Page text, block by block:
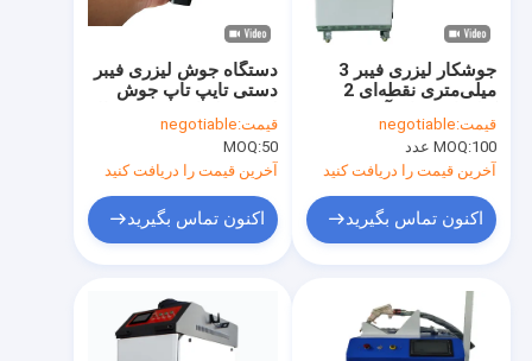
دستگاه جوش لیزری فیبر
دستی تایپ تاپ جوش
قیمت:negotiable
MOQ:50
آخرین قیمت را دریافت کنید
اکنون تماس بگیرید
جوشکار لیزری فیبر 3
میلی‌متری نقطه‌ای 2
فولاد ضد زنگ فلزی
قیمت:negotiable
MOQ:100 عدد
آخرین قیمت را دریافت کنید
اکنون تماس بگیرید